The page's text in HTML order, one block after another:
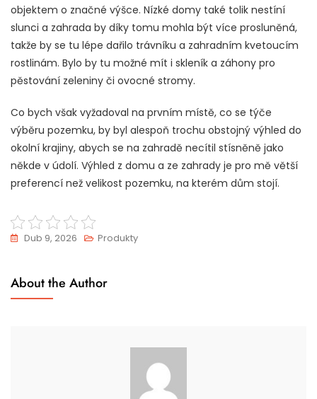
objektem o značné výšce. Nízké domy také tolik nestíní
slunci a zahrada by díky tomu mohla být více prosluněná,
takže by se tu lépe dařilo trávníku a zahradním kvetoucím
rostlinám. Bylo by tu možné mít i skleník a záhony pro
pěstování zeleniny či ovocné stromy.
Co bych však vyžadoval na prvním místě, co se týče
výběru pozemku, by byl alespoň trochu obstojný výhled do
okolní krajiny, abych se na zahradě necítil stísněně jako
někde v údolí. Výhled z domu a ze zahrady je pro mě větší
preferencí než velikost pozemku, na kterém dům stojí.
Dub 9, 2026 Produkty
About the Author